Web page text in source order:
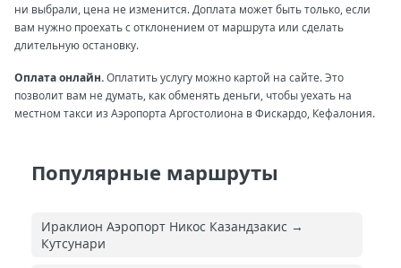
ни выбрали, цена не изменится. Доплата может быть только, если
вам нужно проехать с отклонением от маршрута или сделать
длительную остановку.
Оплата онлайн.Оплатить услугу можно картой на сайте. Это
позволит вам не думать, как обменять деньги, чтобы уехать на
местном такси из Аэропорта Аргостолиона в Фискардо, Кефалония.
Популярные маршруты
Ираклион Аэропорт Никос Казандзакис →
Кутсунари